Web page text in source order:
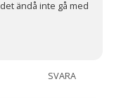
ändå inte gå med
SVARA